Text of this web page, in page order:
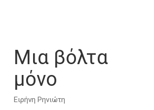
Μια βόλτα
μόνο
Ειρήνη Ρηνιώτη